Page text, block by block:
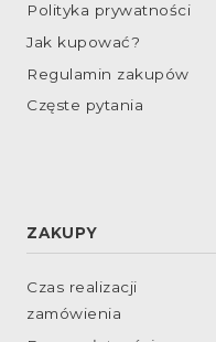
Polityka prywatności
Jak kupować?
Regulamin zakupów
Częste pytania
ZAKUPY
Czas realizacji
zamówienia